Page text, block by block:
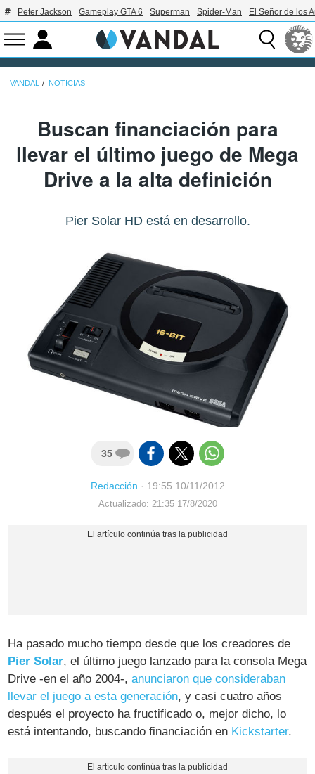
Peter Jackson Gameplay GTA 6 Superman Spider-Man El Señor de los
VANDAL NOTICIAS
Buscan financiación para
llevar el último juego de Mega
Drive a la alta definición
Pier Solar HD está en desarrollo.
35
Redacción · 19:55 10/11/2012
Actualizado: 21:35 17/8/2020
Ha pasado mucho tiempo desde que los creadores de
Pier Solar, el último juego lanzado para la consola Mega
Drive -en el año 2004-,anunciaron que consideraban
llevar el juego a esta generación, y casi cuatro años
después el proyecto ha fructificado o, mejor dicho, lo
está intentando, buscando financiación en Kickstarter.